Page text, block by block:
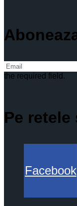
the required field.
Pe retele
Facebook